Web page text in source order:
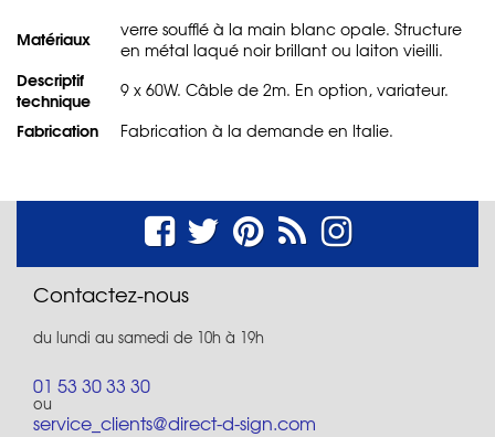
Matériaux
verre soufflé à la main blanc opale. Structure
en métal laqué noir brillant ou laiton vieilli.
Descriptif
technique
9 x 60W. Câble de 2m. En option, variateur.
Fabrication Fabrication à la demande en Italie.
Contactez-nous
du lundi au samedi de 10h à 19h
01 53 30 33 30
ou
service_clients@direct-d-sign.com